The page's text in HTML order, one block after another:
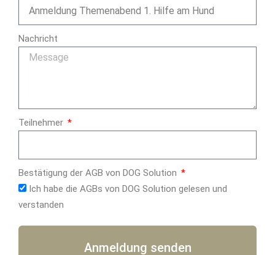
Nachricht
Teilnehmer
Bestätigung der AGB von DOG Solution
Ich habe die AGBs von DOG Solution gelesen und
verstanden
Anmeldung senden